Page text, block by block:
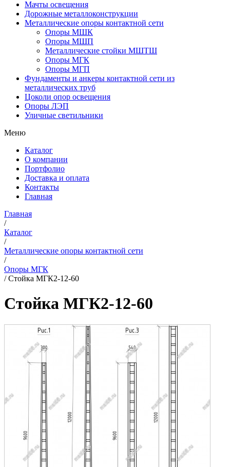
Мачты освещения
Дорожные металлоконструкции
Металлические опоры контактной сети
Опоры МШК
Опоры МШП
Металлические стойки МШТШ
Опоры МГК
Опоры МГП
Фундаменты и анкеры контактной сети из
металлических труб
Цоколи опор освещения
Опоры ЛЭП
Уличные светильники
Меню
Каталог
О компании
Портфолио
Доставка и оплата
Контакты
Главная
Главная
/
Каталог
/
Металлические опоры контактной сети
/
Опоры МГК
/Стойка МГК2-12-60
Стойка МГК2-12-60